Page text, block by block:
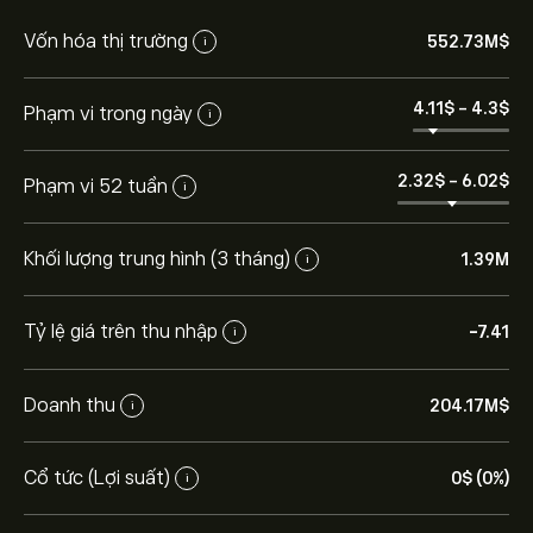
Vốn hóa thị trường i 552.73M‎$‎
Phạm vi trong ngày i 4.11‎$‎ - 4.3‎$‎
Phạm vi 52 tuần i 2.32‎$‎ - 6.02‎$‎
Khối lượng trung hình (3 tháng) i 1.39M
Tỷ lệ giá trên thu nhập i -7.41
Doanh thu i 204.17M‎$‎
Cổ tức (Lợi suất) i 0‎$‎ (0%)